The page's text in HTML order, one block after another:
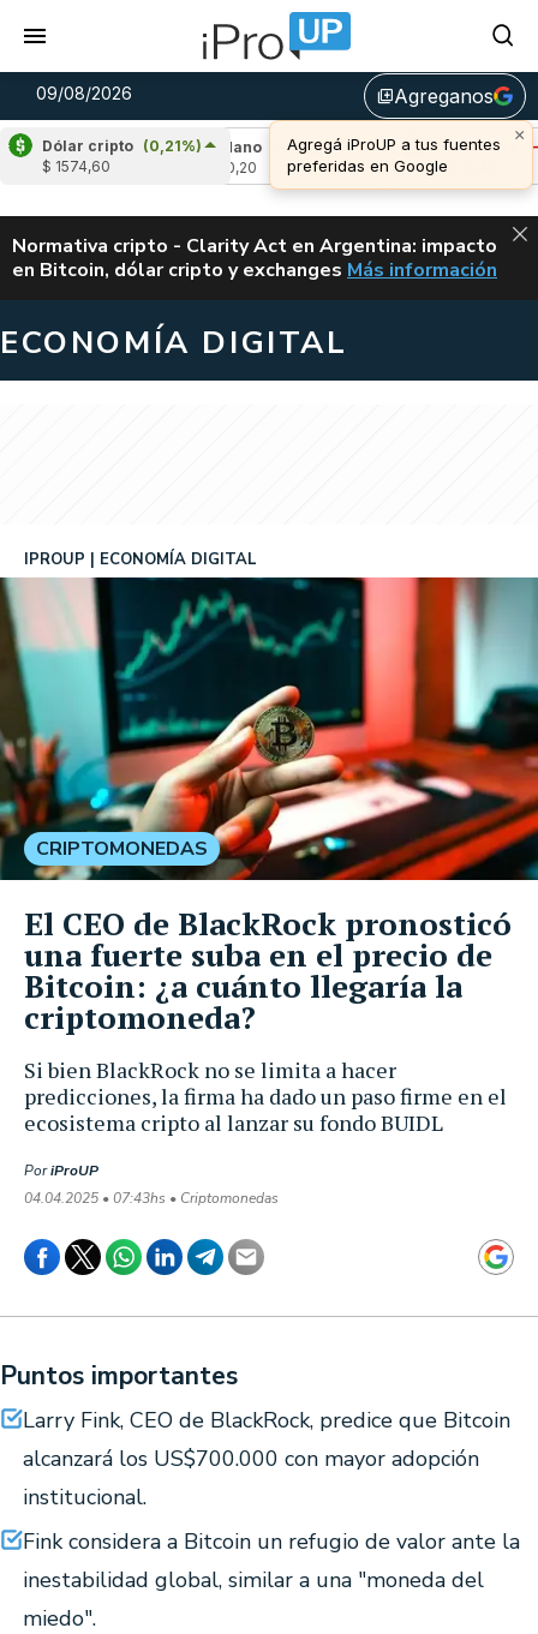
09/08/2026 library_addAgreganos
×
Agregá iProUP a tus fuentes
preferidas en Google
Dólar cripto (0,21%)
$ 1574,60
Cardano
(-1,62%)
Avalanche (-
u$s 6,48
ALERTA
Normativa cripto - Clarity Act en Argentina: impacto
en Bitcoin, dólar cripto y exchanges CLARITY ACT EN
Más información
ECONOMÍA DIGITAL
Si bien BlackRock no se limita a hacer
predicciones, la firma ha dado un paso firme en el
ecosistema cripto al lanzar su fondo BUIDL
IPROUP ECONOMÍA DIGITAL
PoriProUP
04.04.2025 • 07:43hs • Criptomonedas
CRIPTOMONEDAS
El CEO de BlackRock pronosticó
una fuerte suba en el precio de
Bitcoin: ¿a cuánto llegaría la
criptomoneda?
Puntos importantes
Larry Fink, CEO de BlackRock, predice que Bitcoin
alcanzará los US$700.000 con mayor adopción
institucional.
Fink considera a Bitcoin un refugio de valor ante la
inestabilidad global, similar a una "moneda del
miedo".